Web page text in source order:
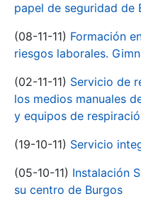
papel de seguridad de
(08-11-11) Formación
riesgos laborales.
(02-11-11) Servicio de
los medios manuales
y equipos de
(19-10-11) Servicio
(05-10-11) Instalación
su centro de Burgos